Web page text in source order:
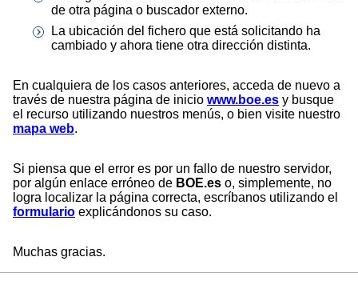
de otra página o buscador externo.
La ubicación del fichero que está solicitando ha
cambiado y ahora tiene otra dirección distinta.
En cualquiera de los casos anteriores, acceda de nuevo a
través de nuestra página de inicio www.boe.es y busque
el recurso utilizando nuestros menús, o bien visite nuestro
mapa web.
Si piensa que el error es por un fallo de nuestro servidor,
por algún enlace erróneo de BOE.es o, simplemente, no
logra localizar la página correcta, escríbanos utilizando el
formulario explicándonos su caso.
Muchas gracias.